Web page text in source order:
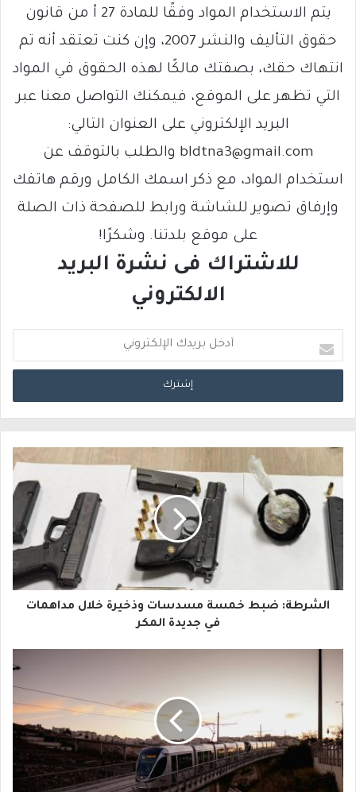
يتم الاستخدام المواد وفقًا للمادة 27 أ من قانون
حقوق التأليف والنشر 2007، وإن كنت تعتقد أنه تم
انتهاك حقك، بصفتك مالكًا لهذه الحقوق في المواد
التي تظهر على الموقع، فيمكنك التواصل معنا عبر
البريد الإلكتروني على العنوان التالي:
bldtna3@gmail.com والطلب بالتوقف عن
استخدام المواد، مع ذكر اسمك الكامل ورقم هاتفك
وإرفاق تصوير للشاشة ورابط للصفحة ذات الصلة
على موقع بلدتنا. وشكرًا!
للاشتراك فى نشرة البريد
الالكتروني
د
خ
ب
ر
ي
د
ك
ا
إ
ك
ت
ر
و
الشرطة: ضبط خمسة مسدسات وذخيرة خلال مداهمات
في جديدة المكر